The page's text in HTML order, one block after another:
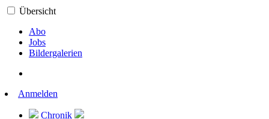
Übersicht
Abo
Jobs
Bildergalerien
Anmelden
Chronik